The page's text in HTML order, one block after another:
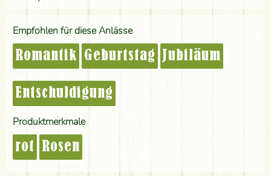
Empfohlen für diese Anlässe
Romantik Geburtstag Jubiläum
Entschuldigung
Produktmerkmale
rot Rosen